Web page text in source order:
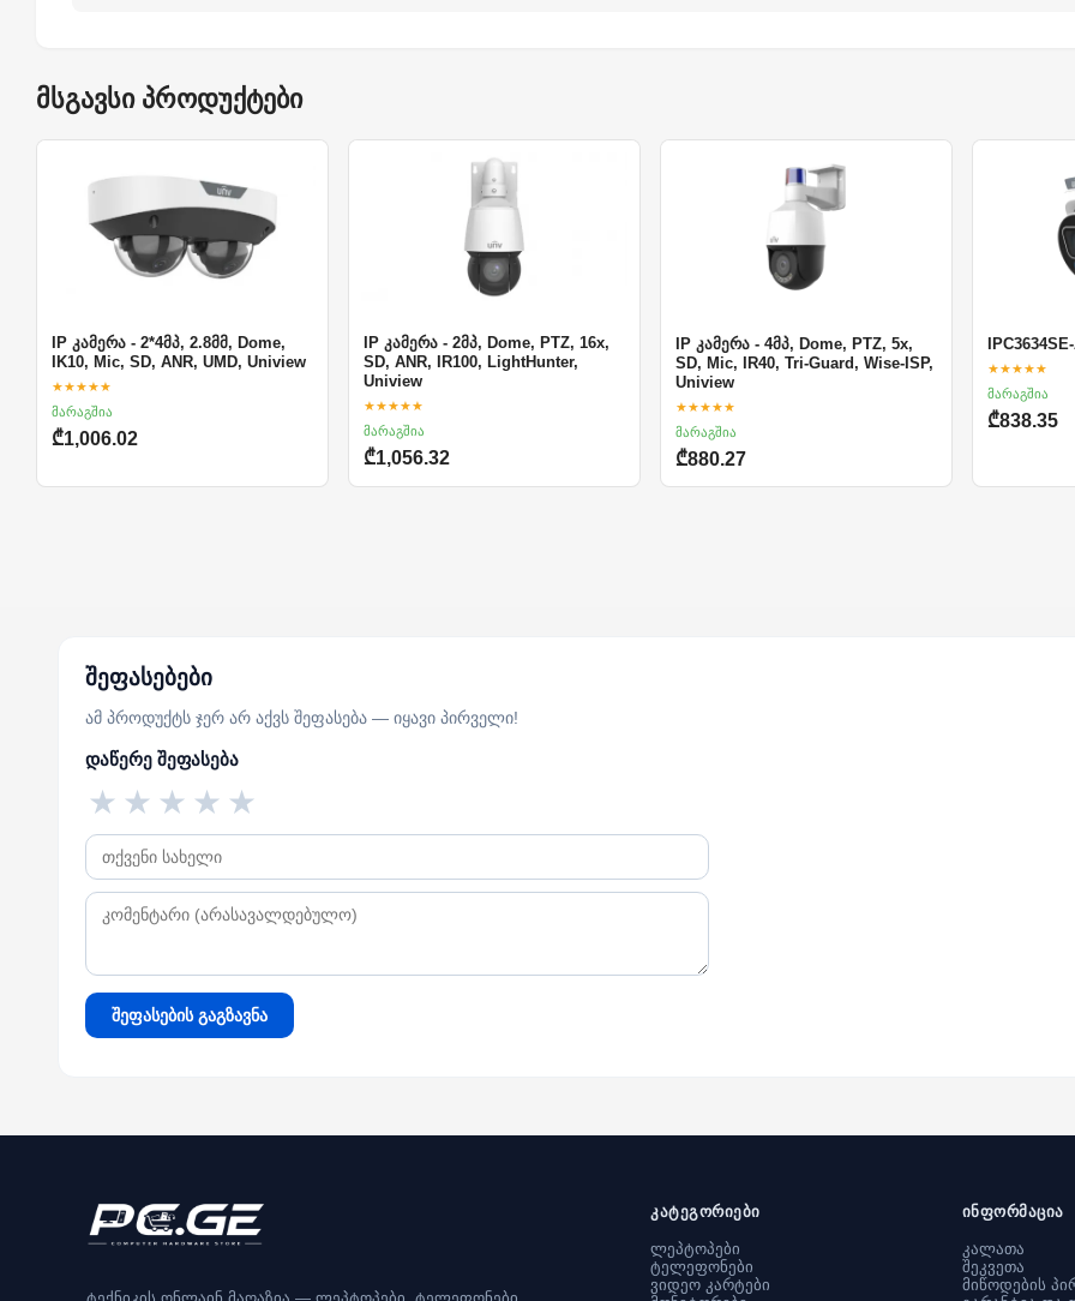
მსგავსი პროდუქტები
IP კამერა - 2*4მპ, 2.8მმ, Dome,
IK10, Mic, SD, ANR, UMD, Uniview
★★★★★
მარაგშია
₾1,006.02
IP კამერა - 2მპ, Dome, PTZ, 16x,
SD, ANR, IR100, LightHunter,
Uniview
★★★★★
მარაგშია
₾1,056.32
IP კამერა - 4მპ, Dome, PTZ, 5x,
SD, Mic, IR40, Tri-Guard, Wise-ISP,
Uniview
★★★★★
მარაგშია
₾880.27
★★★★★
მარაგშია
₾838.35
შეფასებები
ამ პროდუქტს ჯერ არ აქვს შეფასება — იყავი პირველი!
დაწერე შეფასება
★
★
★
★
★
შეფასების გაგზავნა
კატეგორიები
ლეპტოპები
ტელეფონები
ვიდეო კარტები
ინფორმაცია
კალათა
შეკვეთა
მიწოდების